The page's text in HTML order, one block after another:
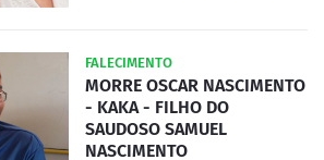
FALECIMENTO
MORRE OSCAR NASCIMENTO
- KAKA - FILHO DO
SAUDOSO SAMUEL
NASCIMENTO